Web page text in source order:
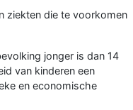
ziekten die te voorkomen
jonger is dan 14
van kinderen een
en economische